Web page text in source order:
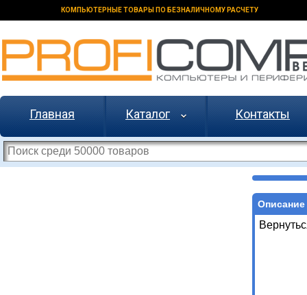
КОМПЬЮТЕРНЫЕ ТОВАРЫ ПО БЕЗНАЛИЧНОМУ РАСЧЕТУ
Главная Каталог Контакты
Описание